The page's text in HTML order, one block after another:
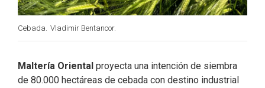
Cebada. Vladimir Bentancor.
Maltería Oriental proyecta una intención de siembra
de 80.000 hectáreas de cebada con destino industrial